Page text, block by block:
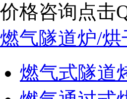
价格咨询点击
燃气隧道炉/烘
燃气式隧道